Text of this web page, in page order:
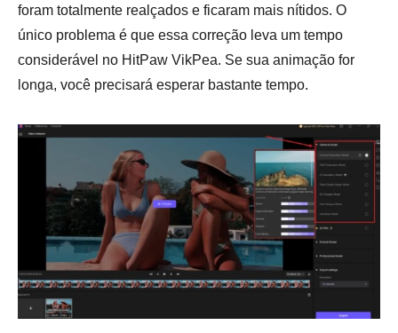
foram totalmente realçados e ficaram mais nítidos. O
único problema é que essa correção leva um tempo
considerável no HitPaw VikPea. Se sua animação for
longa, você precisará esperar bastante tempo.